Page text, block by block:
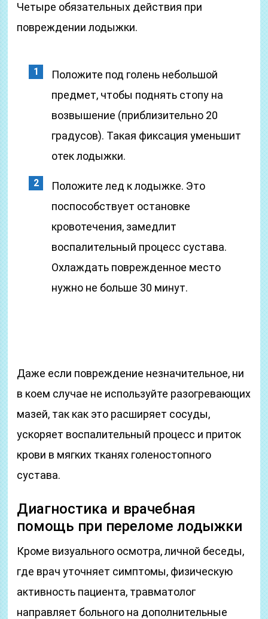
Четыре обязательных действия при
повреждении лодыжки.
Положите под голень небольшой
предмет, чтобы поднять стопу на
возвышение (приблизительно 20
градусов). Такая фиксация уменьшит
отек лодыжки.
Положите лед к лодыжке. Это
поспособствует остановке
кровотечения, замедлит
воспалительный процесс сустава.
Охлаждать поврежденное место
нужно не больше 30 минут.
Даже если повреждение незначительное, ни
в коем случае не используйте разогревающих
мазей, так как это расширяет сосуды,
ускоряет воспалительный процесс и приток
крови в мягких тканях голеностопного
сустава.
Диагностика и врачебная
помощь при переломе лодыжки
Кроме визуального осмотра, личной беседы,
где врач уточняет симптомы, физическую
активность пациента, травматолог
направляет больного на дополнительные